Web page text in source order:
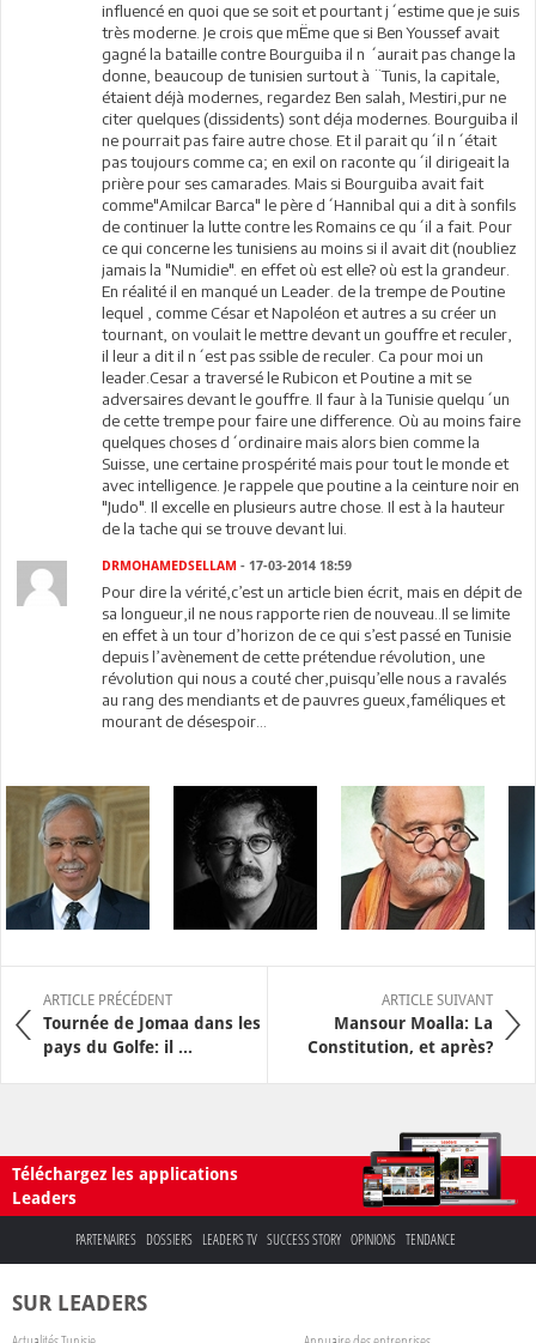
influencé en quoi que se soit et pourtant j´estime que je suis
très moderne. Je crois que mËme que si Ben Youssef avait
gagné la bataille contre Bourguiba il n ´aurait pas change la
donne, beaucoup de tunisien surtout à ¨Tunis, la capitale,
étaient déjà modernes, regardez Ben salah, Mestiri,pur ne
citer quelques (dissidents) sont déja modernes. Bourguiba il
ne pourrait pas faire autre chose. Et il parait qu´il n´était
pas toujours comme ca; en exil on raconte qu´il dirigeait la
prière pour ses camarades. Mais si Bourguiba avait fait
comme"Amilcar Barca" le père d´Hannibal qui a dit à sonfils
de continuer la lutte contre les Romains ce qu´il a fait. Pour
ce qui concerne les tunisiens au moins si il avait dit (noubliez
jamais la "Numidie". en effet où est elle? où est la grandeur.
En réalité il en manqué un Leader. de la trempe de Poutine
lequel , comme César et Napoléon et autres a su créer un
tournant, on voulait le mettre devant un gouffre et reculer,
il leur a dit il n´est pas ssible de reculer. Ca pour moi un
leader.Cesar a traversé le Rubicon et Poutine a mit se
adversaires devant le gouffre. Il faur à la Tunisie quelqu´un
de cette trempe pour faire une difference. Où au moins faire
quelques choses d´ordinaire mais alors bien comme la
Suisse, une certaine prospérité mais pour tout le monde et
avec intelligence. Je rappele que poutine a la ceinture noir en
"Judo". Il excelle en plusieurs autre chose. Il est à la hauteur
de la tache qui se trouve devant lui.
DRMOHAMEDSELLAM - 17-03-2014 18:59
Pour dire la vérité,c’est un article bien écrit, mais en dépit de
sa longueur,il ne nous rapporte rien de nouveau..Il se limite
en effet à un tour d’horizon de ce qui s’est passé en Tunisie
depuis l’avènement de cette prétendue révolution, une
révolution qui nous a couté cher,puisqu’elle nous a ravalés
au rang des mendiants et de pauvres gueux,faméliques et
mourant de désespoir...
ARTICLE PRÉCÉDENT
Tournée de Jomaa dans les
pays du Golfe: il ...
ARTICLE SUIVANT
Mansour Moalla: La
Constitution, et après?
Téléchargez les applications
Leaders
PARTENAIRES DOSSIERS LEADERS TV SUCCESS STORY OPINIONS TENDANCE
SUR LEADERS